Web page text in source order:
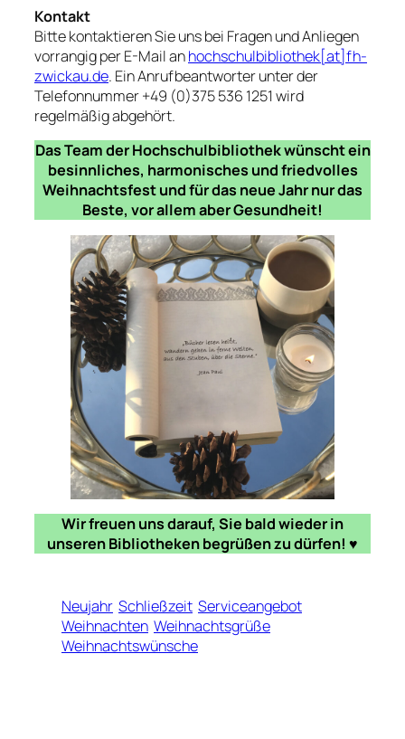
Kontakt
Bitte kontaktieren Sie uns bei Fragen und Anliegen
vorrangig per E-Mail anhochschulbibliothek[at]fh-
zwickau.de. Ein Anrufbeantworter unter der
Telefonnummer +49 (0)375 536 1251 wird
regelmäßig abgehört.
Das Team der Hochschulbibliothek wünscht ein
besinnliches, harmonisches und friedvolles
Weihnachtsfest und für das neue Jahr nur das
Beste, vor allem aber Gesundheit!
Wir freuen uns darauf, Sie bald wieder in
unseren Bibliotheken begrüßen zu dürfen! ♥
Neujahr Schließzeit Serviceangebot
Weihnachten Weihnachtsgrüße
Weihnachtswünsche